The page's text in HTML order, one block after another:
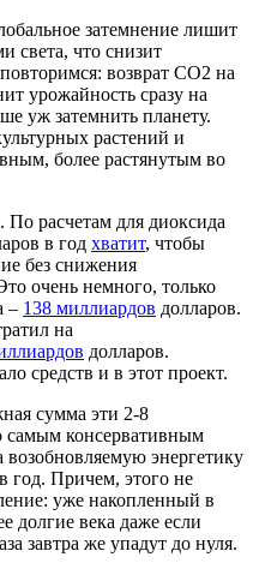
затемнение лишит
света, что снизит
возврат СО2 на
урожайность сразу на
уж затемнить планету.
растений и
более растянутым во
расчетам для диоксида
в год хватит, чтобы
без снижения
очень немного, только
– 138 миллиардов долларов.
на
долларов.
средств и в этот проект.
сумма эти 2-8
самым консервативным
возобновляемую энергетику
год. Причем, этого не
уже накопленный в
долгие века даже если
завтра же упадут до нуля.